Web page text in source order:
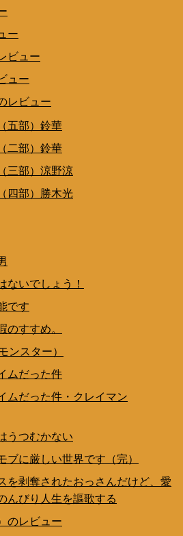
ー
ビュー
ュー
レビュー
五部）鈴華
二部）鈴華
三部）涼野涼
四部）勝木光
ないでしょう！
です
のすすめ。
ンスター）
ムだった件
ムだった件・クレイマン
うつむかない
ブに厳しい世界です（完）
を剥奪されたおっさんだけど、愛
んびり人生を謳歌する
のレビュー